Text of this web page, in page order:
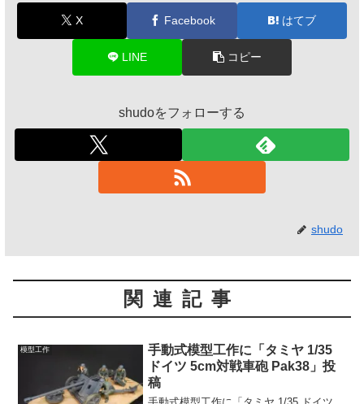
X Facebook はてブ
LINE コピー
shudoをフォローする
shudo
関連記事
模型工作
手動式模型工作に「タミヤ 1/35
ドイツ 5cm対戦車砲 Pak38」投
稿